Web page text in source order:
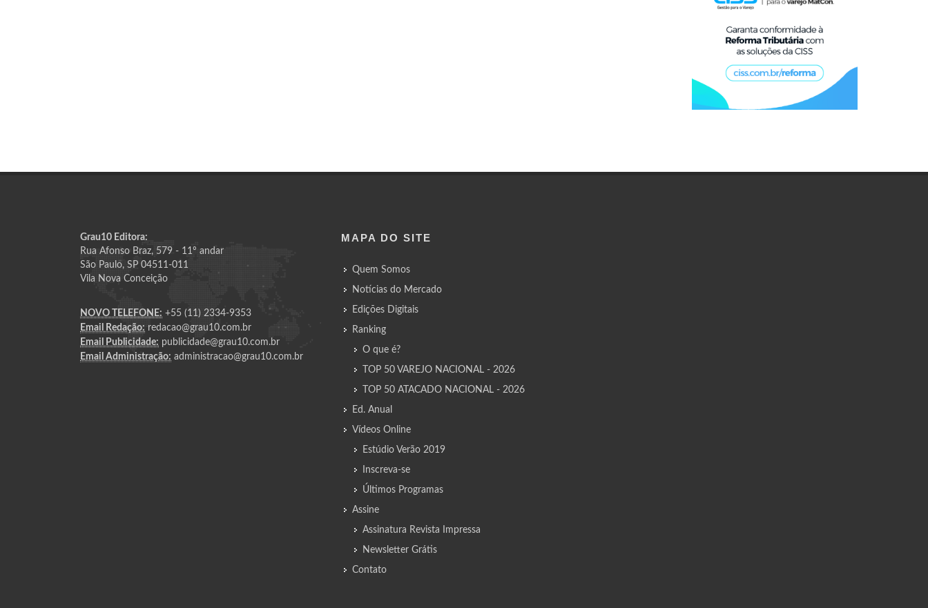
Grau10 Editora:
Rua Afonso Braz, 579 - 11º andar
São Paulo, SP 04511-011
Vila Nova Conceição
NOVO TELEFONE: +55 (11) 2334-9353
Email Redação: redacao@grau10.com.br
Email Publicidade: publicidade@grau10.com.br
Email Administração: administracao@grau10.com.br
MAPA DO SITE
Quem Somos
Notícias do Mercado
Edições Digitais
Ranking
O que é?
TOP 50 VAREJO NACIONAL - 2026
TOP 50 ATACADO NACIONAL - 2026
Ed. Anual
Vídeos Online
Estúdio Verão 2019
Inscreva-se
Últimos Programas
Assine
Assinatura Revista Impressa
Newsletter Grátis
Contato